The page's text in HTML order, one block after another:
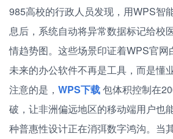
985高校的行政人员发现，用WPS智
息后，系统自动将异常数据标记给校
情趋势图。这些场景印证着WPS官网
未来的办公软件不再是工具，而是懂
注意的是， WPS下载包体积控制在
破，让非洲偏远地区的移动端用户也
种普惠性设计正在消弭数字鸿沟。当